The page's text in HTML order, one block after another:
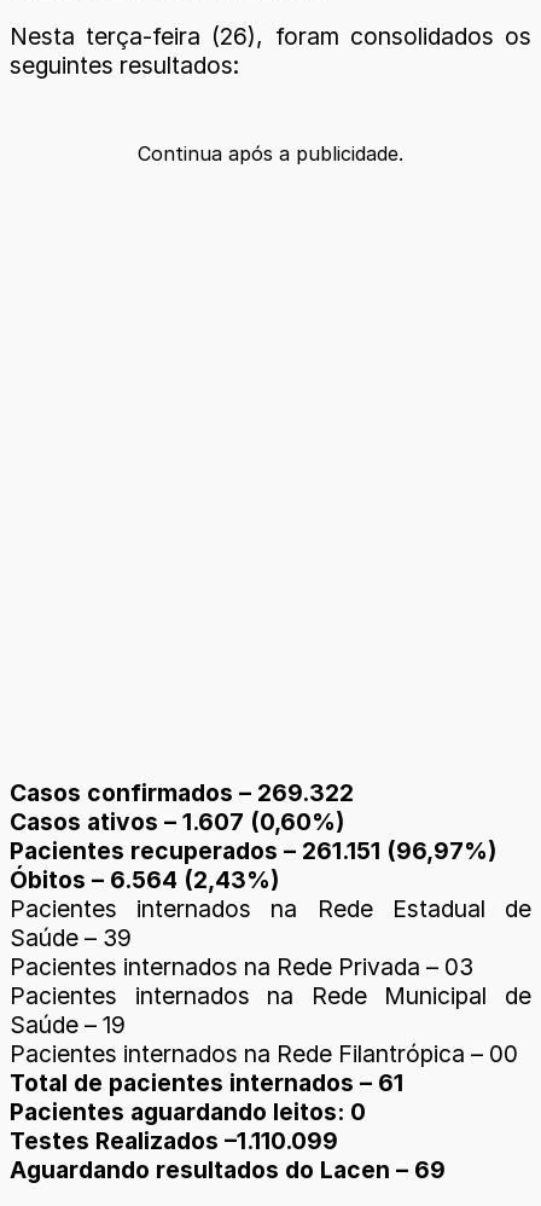
Nesta terça-feira (26), foram consolidados os
seguintes resultados:
Continua após a publicidade.
Casos confirmados – 269.322
Casos ativos – 1.607 (0,60%)
Pacientes recuperados – 261.151 (96,97%)
Óbitos – 6.564 (2,43%)
Pacientes internados na Rede Estadual de
Saúde – 39
Pacientes internados na Rede Privada – 03
Pacientes internados na Rede Municipal de
Saúde – 19
Pacientes internados na Rede Filantrópica – 00
Total de pacientes internados – 61
Pacientes aguardando leitos: 0
Testes Realizados –1.110.099
Aguardando resultados do Lacen – 69